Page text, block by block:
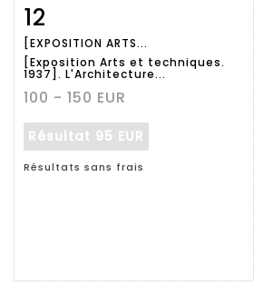
détaillée
12
[EXPOSITION ARTS...
[Exposition Arts et techniques.
1937]. L'Architecture...
100 - 150 EUR
Résultat 95 EUR
Résultats sans frais